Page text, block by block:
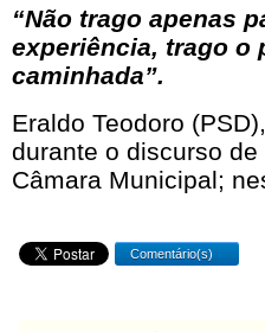
“Não trago apenas
experiência, trago o
caminhada”.
Eraldo Teodoro
durante o discurso
Câmara Municipal;
Comentário(s)